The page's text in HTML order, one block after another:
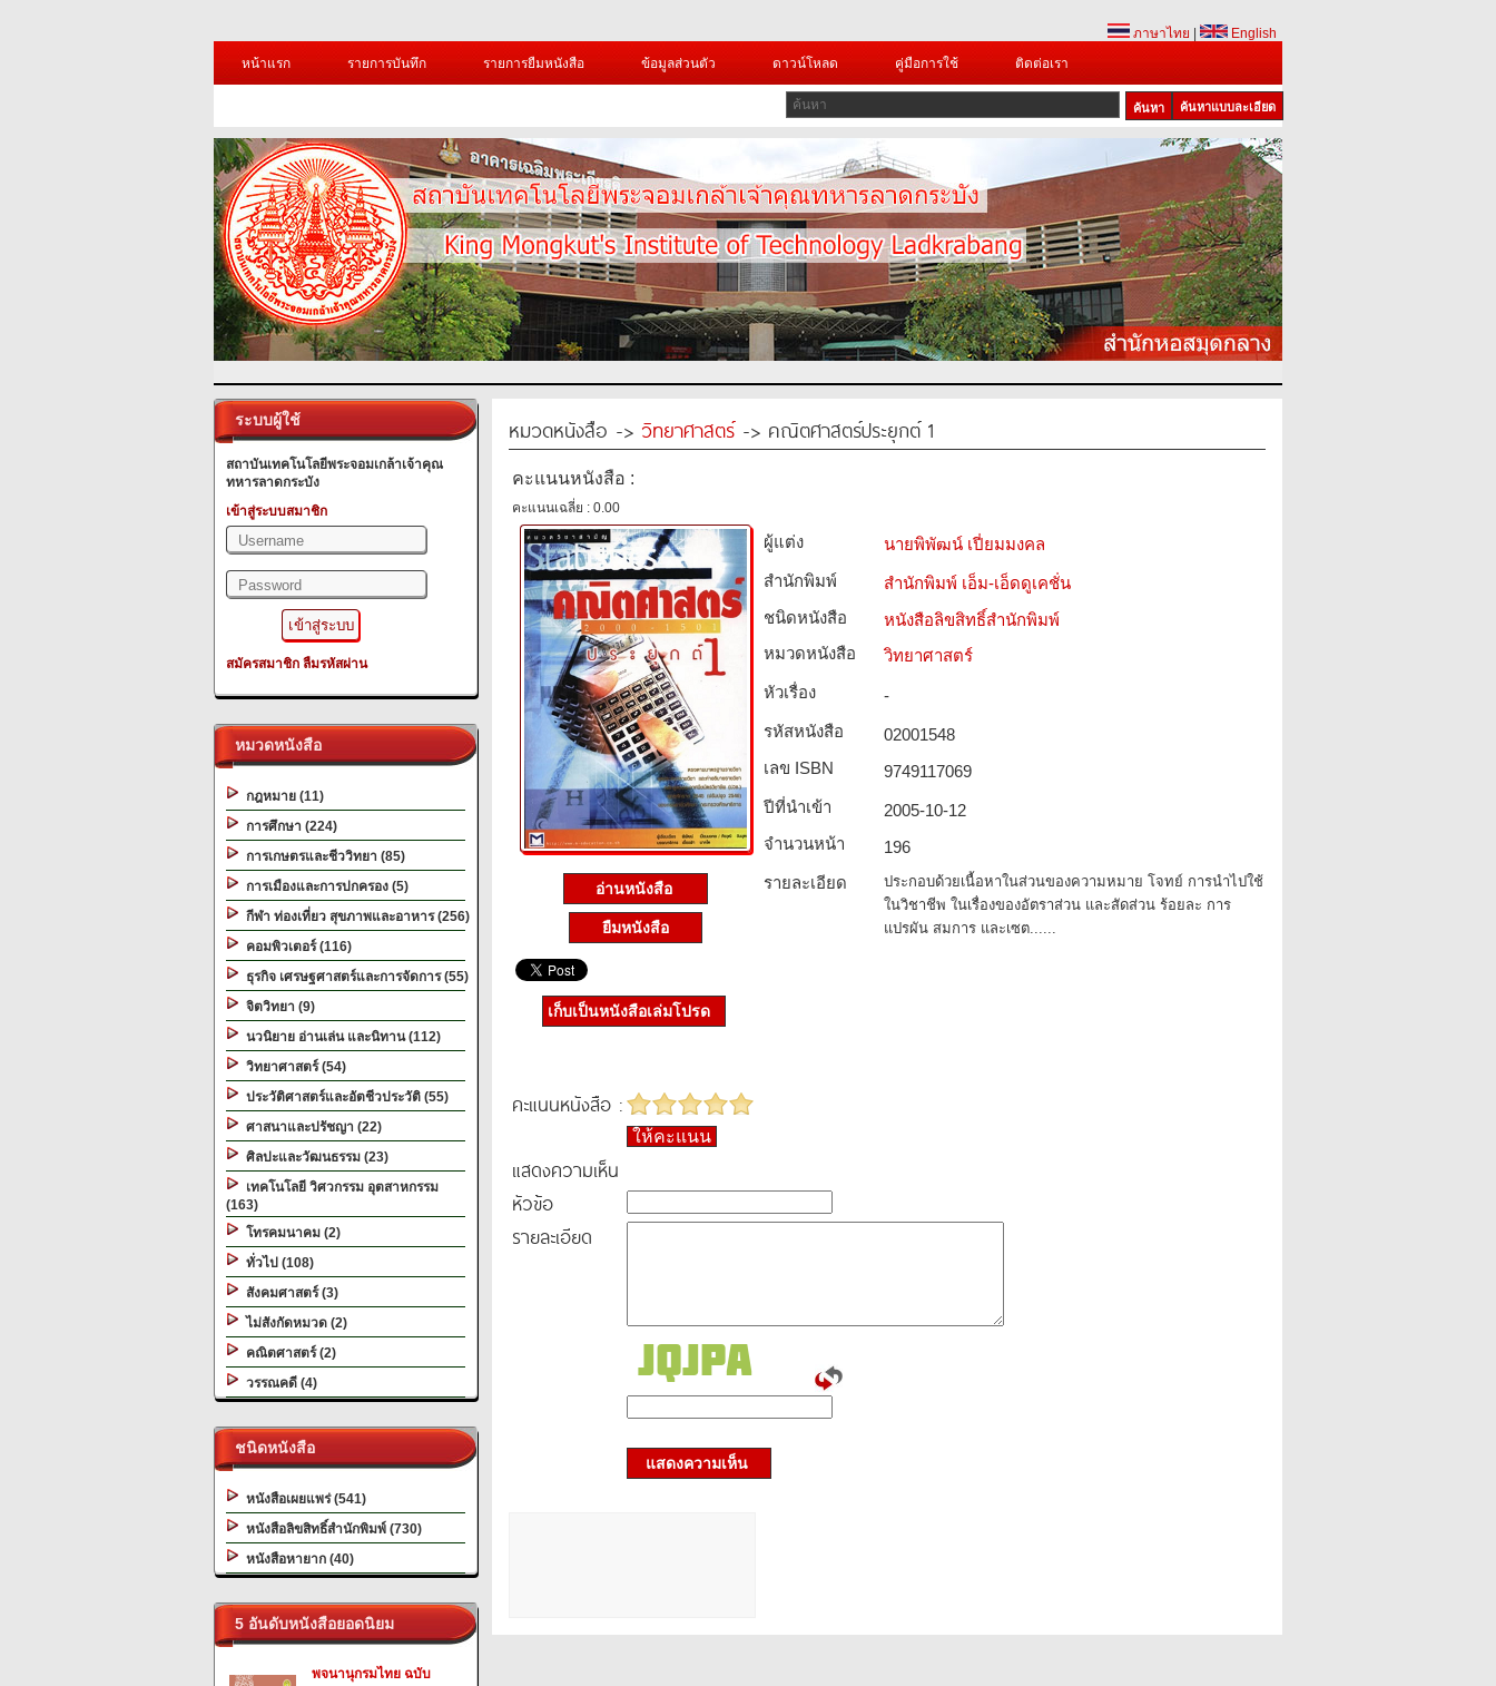
ภาษาไทย
English
หน้าแรก
รายการบันทึก รายการยืมหนังสือ ข้อมูลส่วนตัว ดาวน์โหลด คู่มือการใช้ ติดต่อเรา
ค้นหาแบบละเอียด
ระบบผู้ใช้
สถาบันเทคโนโลยีพระจอมเกล้าเจ้าคุณ
ทหารลาดกระบัง
เข้าสู่ระบบสมาชิก
สมัครสมาชิก ลืมรหัสผ่าน
หมวดหนังสือ
กฎหมาย (11)
การศึกษา (224)
การเกษตรและชีววิทยา (85)
การเมืองและการปกครอง (5)
กีฬา ท่องเที่ยว สุขภาพและอาหาร (256)
คอมพิวเตอร์ (116)
ธุรกิจ เศรษฐศาสตร์และการจัดการ (55)
จิตวิทยา (9)
นวนิยาย อ่านเล่น และนิทาน (112)
วิทยาศาสตร์ (54)
ประวัติศาสตร์และอัตชีวประวัติ (55)
ศาสนาและปรัชญา (22)
ศิลปะและวัฒนธรรม (23)
เทคโนโลยี วิศวกรรม อุตสาหกรรม
(163)
โทรคมนาคม (2)
ทั่วไป (108)
สังคมศาสตร์ (3)
ไม่สังกัดหมวด (2)
คณิตศาสตร์ (2)
วรรณคดี (4)
ชนิดหนังสือ
หนังสือเผยแพร่ (541)
หนังสือลิขสิทธิ์สำนักพิมพ์ (730)
หนังสือหายาก (40)
5 อันดับหนังสือยอดนิยม
พจนานุกรมไทย ฉบับ
หมวดหนังสือ -> วิทยาศาสตร์-> คณิตศาสตร์ประยุกต์ 1
คะแนนหนังสือ :
คะแนนเฉลี่ย : 0.00
อ่านหนังสือ
ยืมหนังสือ
ผู้แต่ง
นายพิพัฒน์ เปี่ยมมงคล
สำนักพิมพ์
สำนักพิมพ์ เอ็ม-เอ็ดดูเคชั่น
ชนิดหนังสือ­
หนังสือลิขสิทธิ์สำนักพิมพ์
หมวดหนังสือ­
วิทยาศาสตร์
หัวเรื่อง
-
รหัสหนังสือ­
02001548
เลข ISBN
9749117069
ปีที่นำเข้า
2005-10-12
จำนวนหน้า
196
รายละเอียด
ประกอบด้วยเนื้อหาในส่วนของความหมาย โจทย์ การนำไปใช้
ในวิชาชีพ ในเรื่องของอัตราส่วน และสัดส่วน ร้อยละ การ
แปรผัน สมการ และเซต......
เก็บเป็นหนังสือเล่มโปรด
คะแนนหนังสือ :
ให้คะแนน
แสดงความเห็น
หัวข้อ
รายละเอียด
แสดงความเห็น